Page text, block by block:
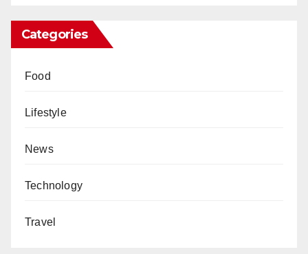
Categories
Food
Lifestyle
News
Technology
Travel